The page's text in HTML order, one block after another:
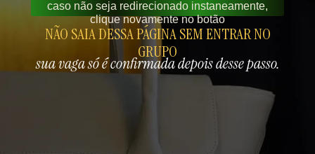
caso não seja redirecionado instaneamente,
clique novamente no botão
NÃO SAIA DESSA PÁGINA SEM ENTRAR NO
GRUPO
sua vaga só é confirmada depois desse passo.